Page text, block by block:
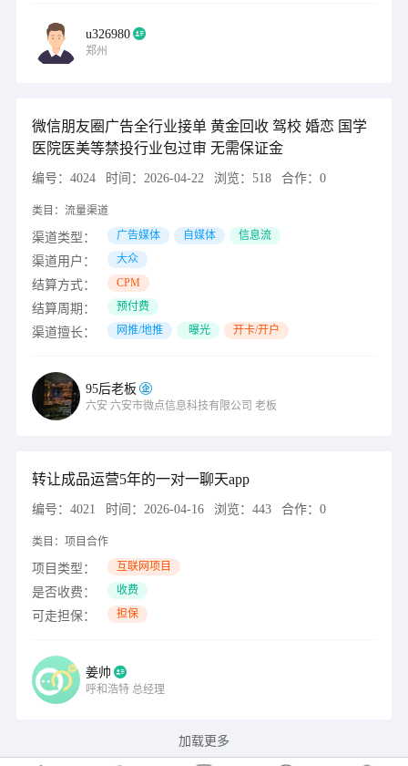
u326980
郑州
微信朋友圈广告全行业接单 黄金回收 驾校 婚恋 国学
医院医美等禁投行业包过审 无需保证金
编号： 4024 时间： 2026-04-22 浏览： 518 合作： 0
类目： 流量渠道
渠道类型： 广告媒体 自媒体 信息流
渠道用户： 大众
结算方式： CPM
结算周期： 预付费
渠道擅长： 网推/地推 曝光 开卡/开户
95后老板
六安 六安市微点信息科技有限公司 老板
转让成品运营5年的一对一聊天app
编号： 4021 时间： 2026-04-16 浏览： 443 合作： 0
类目： 项目合作
项目类型： 互联网项目
是否收费： 收费
可走担保： 担保
姜帅
呼和浩特 总经理
加载更多